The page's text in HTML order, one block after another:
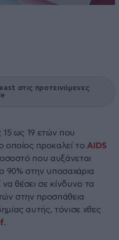
στις προτεινόμενες
15 ως 19 ετών που
οποίος προκαλεί το AIDS
που αυξάνεται
90% στην υποσαχάρια
θέσει σε κίνδυνο τα
στην προσπάθεια
αυτής, τόνισε χθες
.